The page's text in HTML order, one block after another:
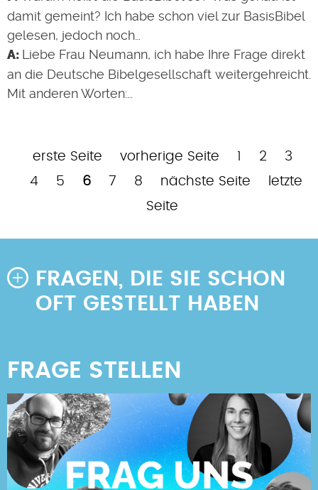
damit gemeint? Ich habe schon viel zur BasisBibel
gelesen, jedoch noch…
Liebe Frau Neumann, ich habe Ihre Frage direkt
an die Deutsche Bibelgesellschaft weitergehreicht.
Mit anderen Worten:…
Seitennummerierung
Erste
Seite
erste Seite
Vorherige
Seite
vorherige Seite Page
1 Page
2 3
4
Page
5
Aktuelle
6 Page
7 Page
8
Nächste
Seite
nächste Seite
Letzte
letzte
Seite
FRAGEN, DIE SIE SCHON
OFT GESTELLT HABEN